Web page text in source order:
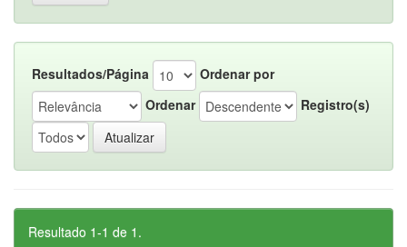
Resultados/Página
Ordenar por
Ordenar
Registro(s)
Resultado 1-1 de 1.